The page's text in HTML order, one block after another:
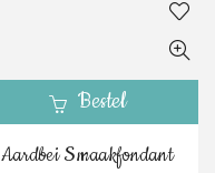
Bestel
Aardbei Smaakfondant